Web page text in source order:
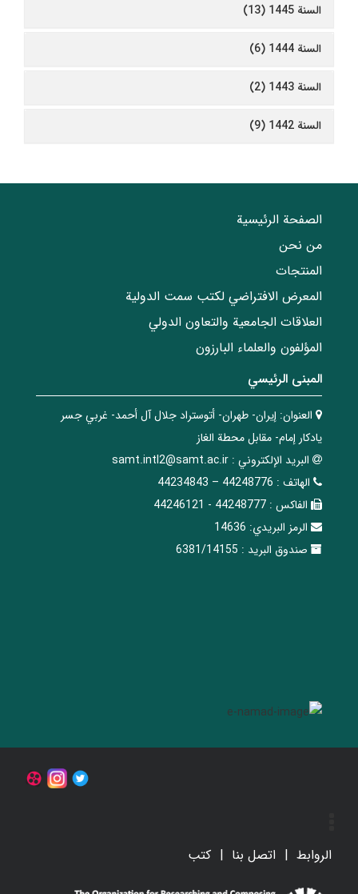
السنة 1445 (13)
السنة 1444 (6)
السنة 1443 (2)
السنة 1442 (9)
الصفحة الرئيسية
من نحن
المنتجات
المعرض الافتراضي لكتب سمت الدولية
العلاقات الجامعیة والتعاون الدولي
المؤلفون والعلماء البارزون
المبنی الرئيسي
العنوان: إيران- طهران- أتوستراد جلال آل أحمد- غربي جسر
يادكار إمام- مقابل محطة الغاز
البريد الإلکتروني : samt.intl2@samt.ac.ir
الهاتف : 44248776 – 44234843
الفاکس : 44248777 - 44246121
الرمز البريدي: 14636
صندوق البريد : 6381/14155
الروابط اتصل بنا کتب